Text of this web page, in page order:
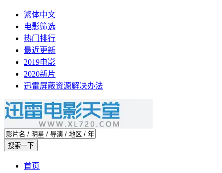
繁体中文
电影筛选
热门排行
最近更新
2019电影
2020新片
迅雷屏蔽资源解决办法
首页